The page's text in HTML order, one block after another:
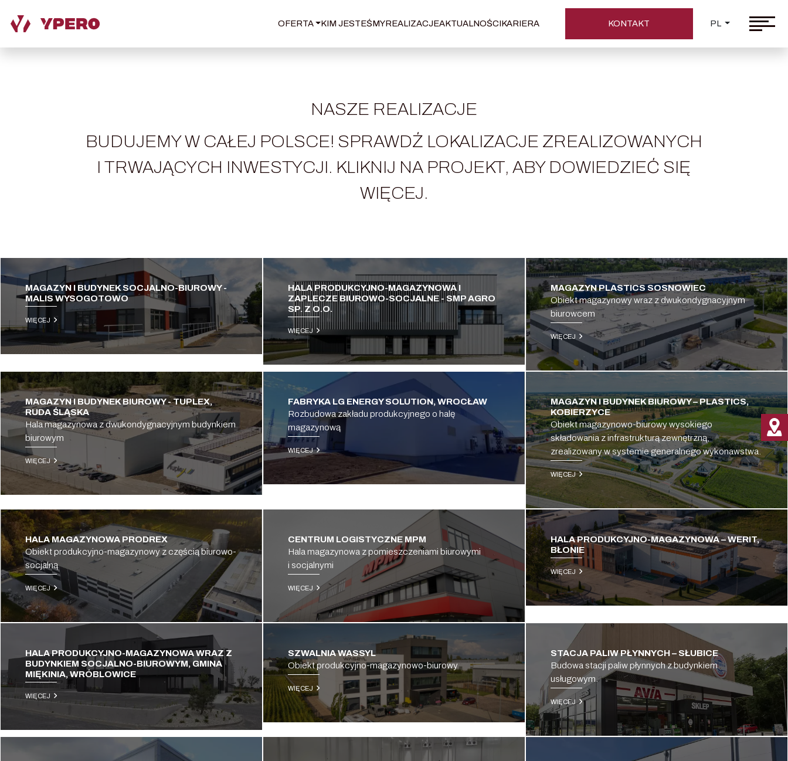
OFERTA KIM JESTEŚMYREALIZACJEAKTUALNOŚCIKARIERA KONTAKT PL
NASZE REALIZACJE
BUDUJEMY W CAŁEJ POLSCE! SPRAWDŹ LOKALIZACJE ZREALIZOWANYCH
I TRWAJĄCYCH INWESTYCJI. KLIKNIJ NA PROJEKT, ABY DOWIEDZIEĆ SIĘ
WIĘCEJ.
MAGAZYN I BUDYNEK SOCJALNO-BIUROWY -
MALIS WYSOGOTOWO
WIĘCEJ
HALA PRODUKCYJNO-MAGAZYNOWA I
ZAPLECZE BIUROWO-SOCJALNE - SMP AGRO
SP. Z O.O.
WIĘCEJ
MAGAZYN PLASTICS SOSNOWIEC
Obiekt magazynowy wraz z dwukondygnacyjnym
biurowcem
WIĘCEJ
MAGAZYN I BUDYNEK BIUROWY - TUPLEX,
RUDA ŚLĄSKA
Hala magazynowa z dwukondygnacyjnym budynkiem
biurowym
WIĘCEJ
FABRYKA LG ENERGY SOLUTION, WROCŁAW
Rozbudowa zakładu produkcyjnego o halę
magazynową
WIĘCEJ
MAGAZYN I BUDYNEK BIUROWY – PLASTICS,
KOBIERZYCE
Obiekt magazynowo-biurowy wysokiego
składowania z infrastrukturą zewnętrzną,
zrealizowany w systemie generalnego wykonawstwa.
WIĘCEJ
HALA MAGAZYNOWA PRODREX
Obiekt produkcyjno-magazynowy z częścią biurowo-
socjalną
WIĘCEJ
CENTRUM LOGISTYCZNE MPM
Hala magazynowa z pomieszczeniami biurowymi
i socjalnymi
WIĘCEJ
HALA PRODUKCYJNO-MAGAZYNOWA – WERIT,
BŁONIE
WIĘCEJ
HALA PRODUKCYJNO-MAGAZYNOWA WRAZ Z
BUDYNKIEM SOCJALNO-BIUROWYM, GMINA
MIĘKINIA, WRÓBLOWICE
WIĘCEJ
SZWALNIA WASSYL
Obiekt produkcyjno-magazynowo-biurowy
WIĘCEJ
STACJA PALIW PŁYNNYCH – SŁUBICE
Budowa stacji paliw płynnych z budynkiem
usługowym.
WIĘCEJ